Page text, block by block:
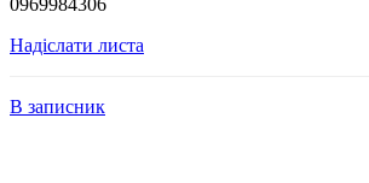
0969984306
Надіслати листа
В записник